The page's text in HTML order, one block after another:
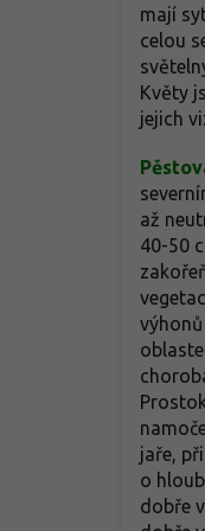
mají
celou
Květy
jejich
až
40-50
jaře,
o
dobře